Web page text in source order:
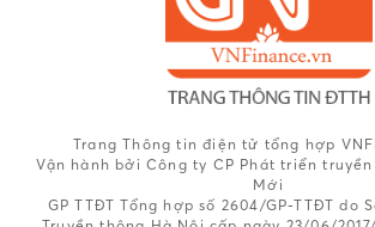
Trang Thông tin điện tử tổng hợp
Vận hành bởi Công ty CP Phát triển
Mới
GP TTĐT Tổng hợp số 2604/GP-TTĐT do